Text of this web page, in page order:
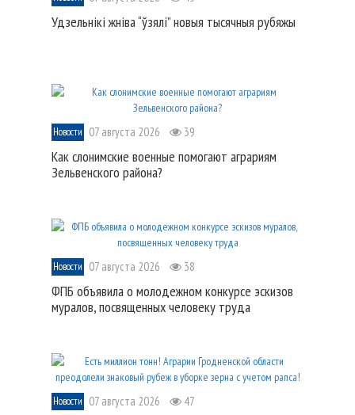
Удзельнікі жніва “ўзялі” новыя тысячныя рубяжы
Новости 07 августа 2026 39
Как слонимские военные помогают аграриям
Зельвенского района?
Новости 07 августа 2026 38
ФПБ объявила о молодежном конкурсе эскизов
муралов, посвященных человеку труда
Новости 07 августа 2026 47